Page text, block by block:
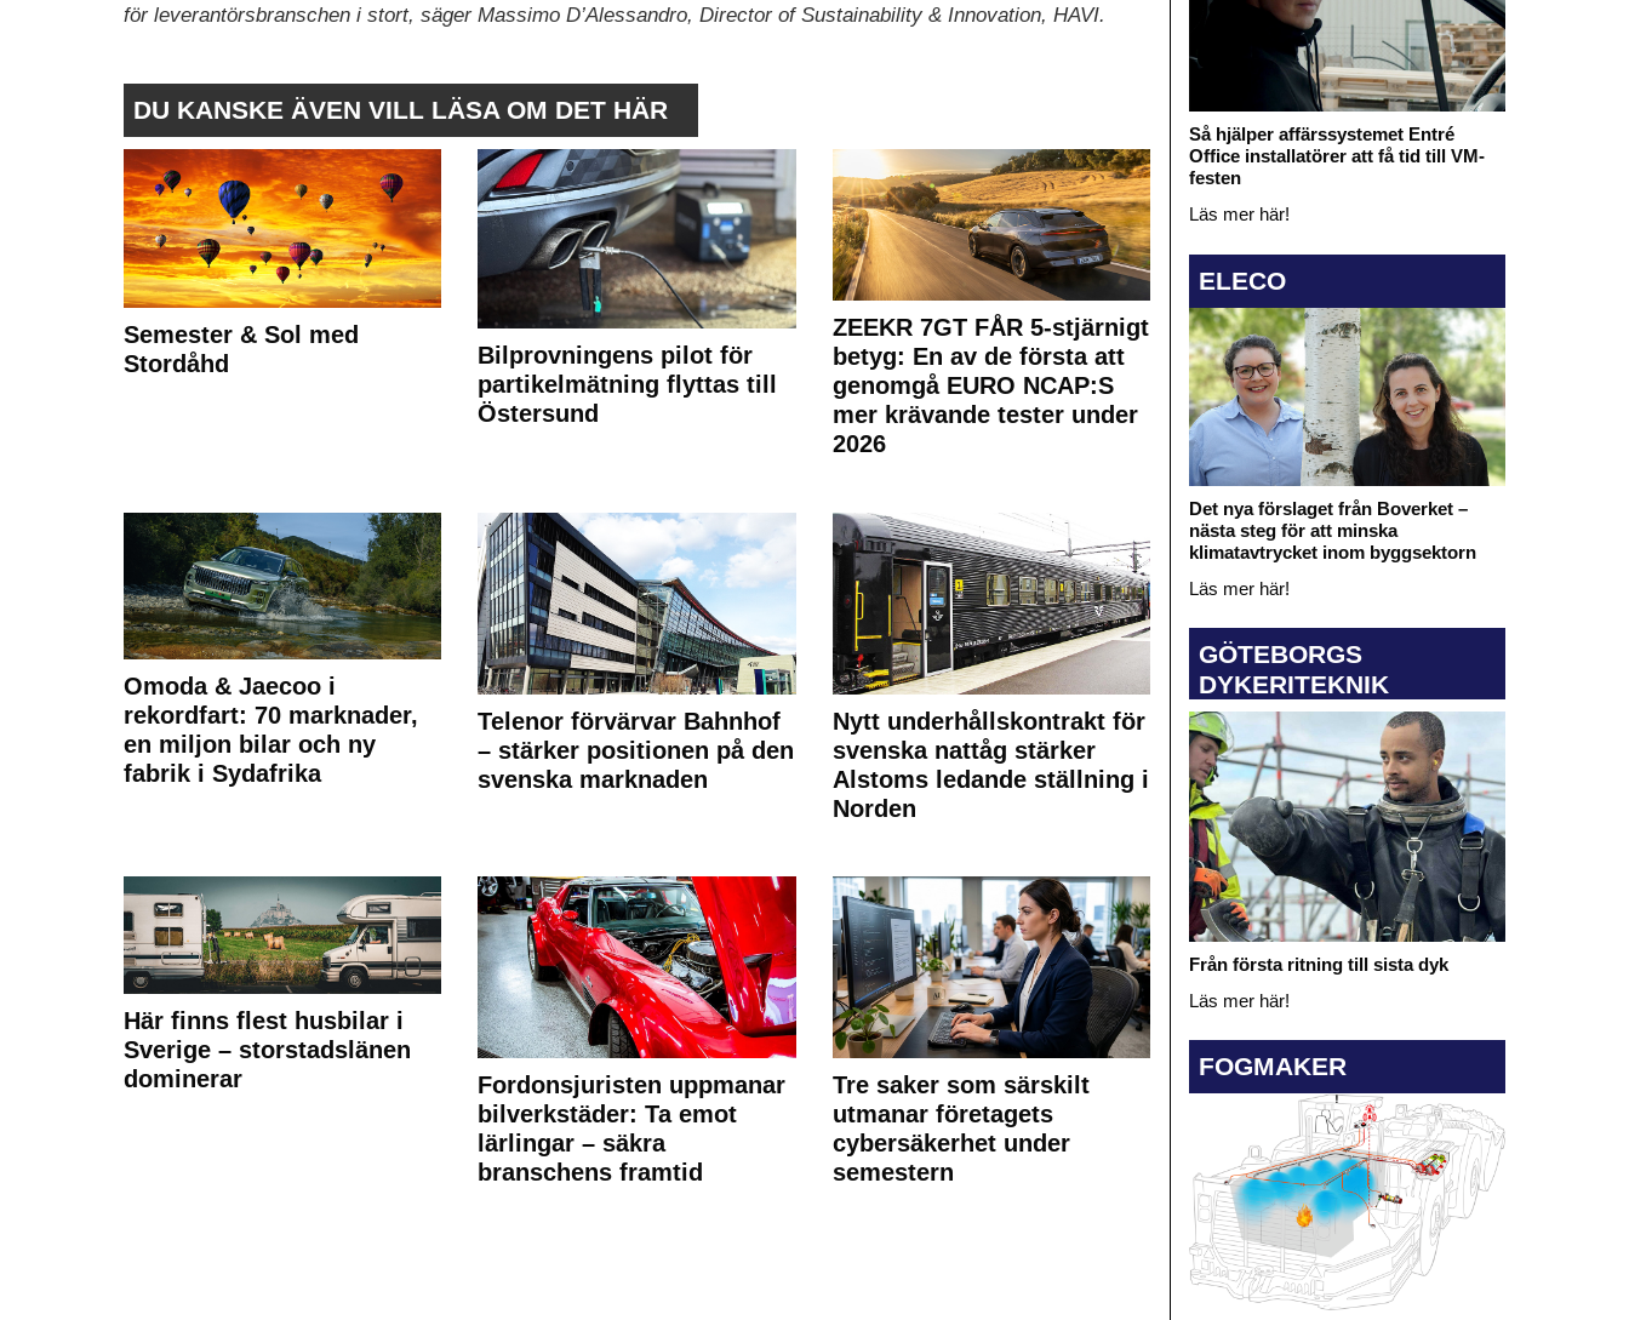
för leverantörsbranschen i stort, säger Massimo D’Alessandro, Director of Sustainability & Innovation, HAVI.
DU KANSKE ÄVEN VILL LÄSA OM DET HÄR
Semester & Sol med
Stordåhd
Bilprovningens pilot för
partikelmätning flyttas till
Östersund
ZEEKR 7GT FÅR 5-stjärnigt
betyg: En av de första att
genomgå EURO NCAP:S
mer krävande tester under
2026
Omoda & Jaecoo i
rekordfart: 70 marknader,
en miljon bilar och ny
fabrik i Sydafrika
Telenor förvärvar Bahnhof
– stärker positionen på den
svenska marknaden
Nytt underhållskontrakt för
svenska nattåg stärker
Alstoms ledande ställning i
Norden
Här finns flest husbilar i
Sverige – storstadslänen
dominerar
Fordonsjuristen uppmanar
bilverkstäder: Ta emot
lärlingar – säkra
branschens framtid
Tre saker som särskilt
utmanar företagets
cybersäkerhet under
semestern
Så hjälper affärssystemet Entré
Office installatörer att få tid till VM-
festen
Läs mer här!
ELECO
Det nya förslaget från Boverket –
nästa steg för att minska
klimatavtrycket inom byggsektorn
Läs mer här!
GÖTEBORGS
DYKERITEKNIK
Från första ritning till sista dyk
Läs mer här!
FOGMAKER